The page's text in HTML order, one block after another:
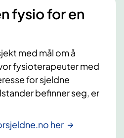
fysio for en
med mål om å
fysioterapeuter med
for sjeldne
befinner seg, er
her